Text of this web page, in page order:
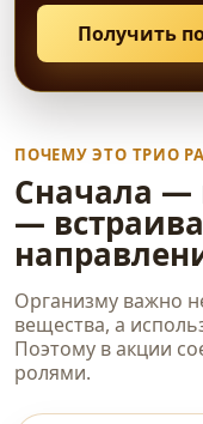
Получить
ПОЧЕМУ ЭТО ТРИО
Сначала —
—
Организму важно
вещества, а
Поэтому в акции
ролями.